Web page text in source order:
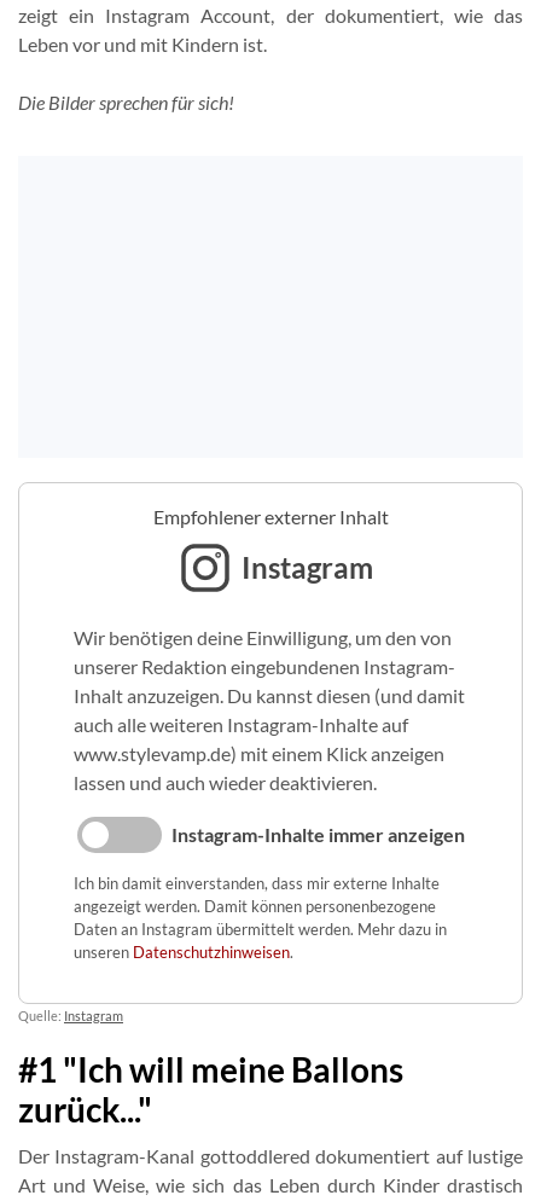
zeigt ein Instagram Account, der dokumentiert, wie das
Leben vor und mit Kindern ist.
Die Bilder sprechen für sich!
Empfohlener externer Inhalt
Instagram
Wir benötigen deine Einwilligung, um den von
unserer Redaktion eingebundenen Instagram-
Inhalt anzuzeigen. Du kannst diesen (und damit
auch alle weiteren Instagram-Inhalte auf
www.stylevamp.de) mit einem Klick anzeigen
lassen und auch wieder deaktivieren.
Instagram-Inhalte immer anzeigen
Ich bin damit einverstanden, dass mir externe Inhalte
angezeigt werden. Damit können personenbezogene
Daten an Instagram übermittelt werden. Mehr dazu in
unseren Datenschutzhinweisen.
Quelle: Instagram
#1 "Ich will meine Ballons
zurück..."
Der Instagram-Kanal gottoddlered dokumentiert auf lustige
Art und Weise, wie sich das Leben durch Kinder drastisch